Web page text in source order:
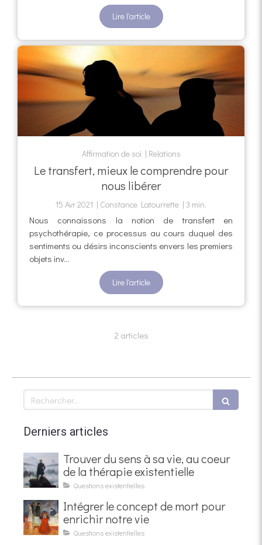
Lire l'article
Affirmation de soi Relations
Le transfert, mieux le comprendre pour
nous libérer
15 Avr 2021 Constance Latourrette 3 min.
Nous connaissons la notion de transfert en
psychothérapie, ce processus au cours duquel des
sentiments ou désirs inconscients envers les premiers
objets inv...
Lire l'article
2 articles
Rechercher
Derniers articles
Trouver du sens à sa vie, au coeur
de la thérapie existentielle
Questions existentielles
Intégrer le concept de mort pour
enrichir notre vie
Questions existentielles